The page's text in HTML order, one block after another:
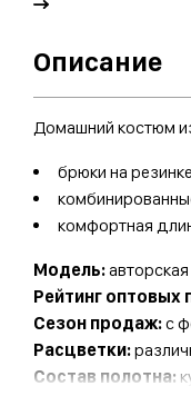
Описание
Домашний костюм
брюки на
комфортная
Модель:
Рейтинг оптовых
Сезон продаж:с
Расцветки:
Состав полотна: